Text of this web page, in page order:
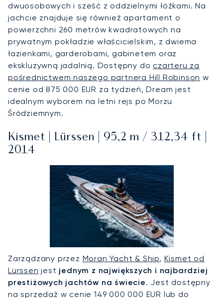
dwuosobowych i sześć z oddzielnymi łóżkami. Na
jachcie znajduje się również apartament o
powierzchni 260 metrów kwadratowych na
prywatnym pokładzie właścicielskim, z dwiema
łazienkami, garderobami, gabinetem oraz
ekskluzywną jadalnią. Dostępny do czarteru za
pośrednictwem naszego partnera Hill Robinson w
cenie od 875 000 EUR za tydzień, Dream jest
idealnym wyborem na letni rejs po Morzu
Śródziemnym.
Kismet | Lürssen | 95,2 m / 312,34 ft |
2014
Zarządzany przez Moran Yacht & Ship, Kismet od
Lürssen jest jednym z największych i najbardziej
prestiżowych jachtów na świecie. Jest dostępny
na sprzedaż w cenie 149 000 000 EUR lub do